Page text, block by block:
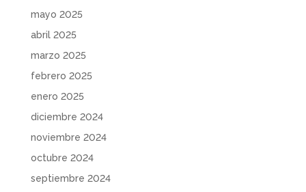
mayo 2025
abril 2025
marzo 2025
febrero 2025
enero 2025
diciembre 2024
noviembre 2024
octubre 2024
septiembre 2024